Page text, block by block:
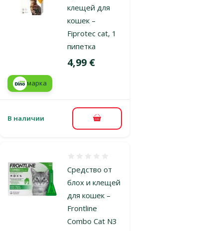
клещей для
кошек –
Fiprotec cat, 1
пипетка
Цена
4,99 €
марка
В наличии В корзину
Средство от
блох и клещей
для кошек –
Frontline
Combo Cat N3